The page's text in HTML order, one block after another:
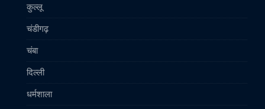
कुल्लू
चंडीगढ़
चंबा
दिल्ली
धर्मशाला